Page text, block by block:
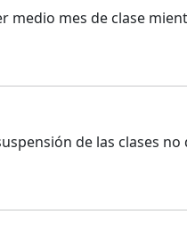
medio mes de clase
de las clases